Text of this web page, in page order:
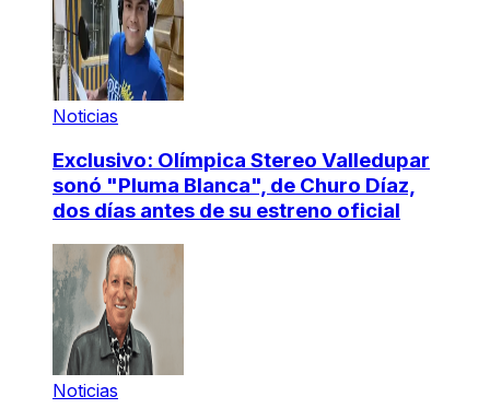
Noticias
Exclusivo: Olímpica Stereo Valledupar
sonó "Pluma Blanca", de Churo Díaz,
dos días antes de su estreno oficial
Noticias